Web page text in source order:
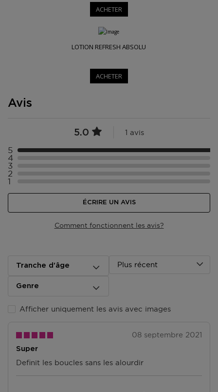
ACHETER
LOTION REFRESH ABSOLU
ACHETER
Avis
5.0 1 avis
Comment fonctionnent les avis?
5
4
3
2
1
ÉCRIRE UN AVIS
Tranche d'âge
Genre
Afficher uniquement les avis avec images
Plus récent
08 septembre 2021
Super
Definit les boucles sans les alourdir